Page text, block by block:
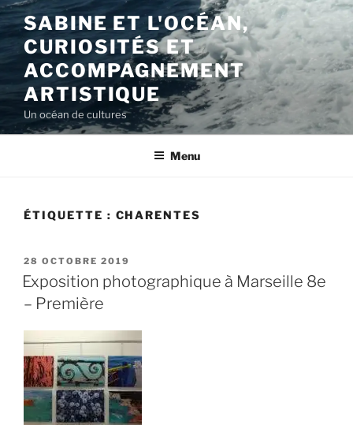
Aller
au
contenu
principal
SABINE ET L'OCÉAN,
CURIOSITÉS ET
ACCOMPAGNEMENT
ARTISTIQUE
Un océan de cultures
Menu
ÉTIQUETTE : CHARENTES
PUBLIÉ
LE
28 OCTOBRE 2019
Exposition photographique à Marseille 8e
– Première